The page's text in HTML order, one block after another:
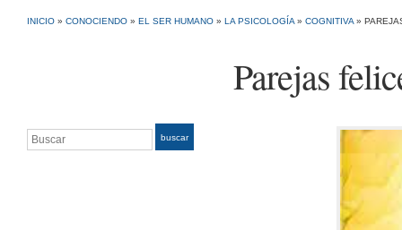
INICIO » CONOCIENDO » EL SER HUMANO » LA PSICOLOGÍA » COGNITIVA »
Parejas
Buscar buscar